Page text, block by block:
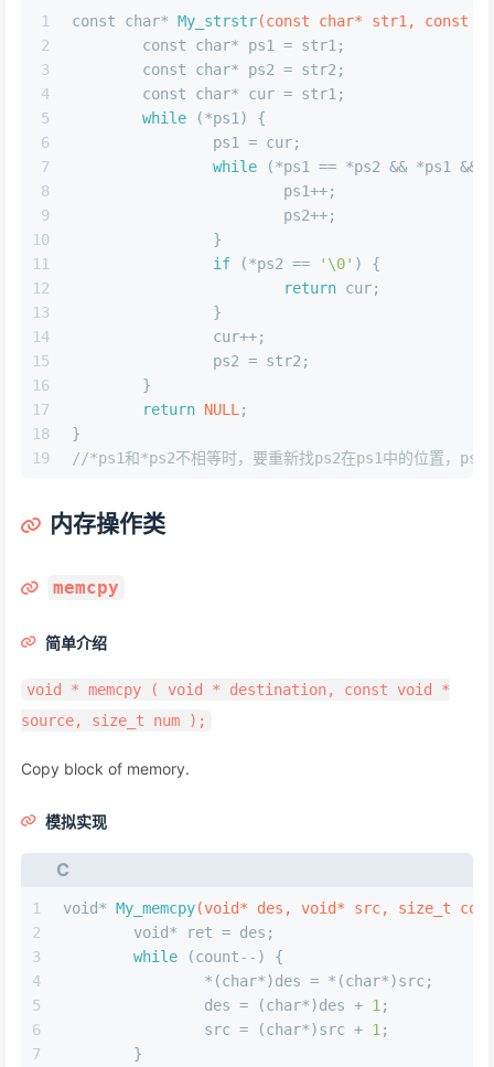
1
2
3
4
5
6
7
8
9
10
11
12
13
14
15
16
17
18
19
const char* My_strstr(const char* str1, const
const
char* ps1 = str1;
const
char* ps2 = str2;
const
char* cur = str1;
while (*ps1) {
		ps1 = cur;
while (*ps1 == *ps2 && *ps1 &&
			ps1++;
			ps2++;
		}
if (*ps2 == '\0' ) {
return cur;
		}
		cur++;
		ps2 = str2;
	}
return NULL;
}
//*ps1和*ps2不相等时，要重新找ps2在ps1中的位置，ps2
内存操作类
memcpy
简单介绍
void * memcpy ( void * destination, const void *
source, size_t num );
Copy block of memory.
模拟实现
C
1
2
3
4
5
6
7
void* My_memcpy(void* des, void* src, size_t
void* ret = des;
while (count--) {
		*(
char*)des = *(char*)src;
		des = (
char*)des + 1 ;
		src = (
char*)src + 1 ;
	}